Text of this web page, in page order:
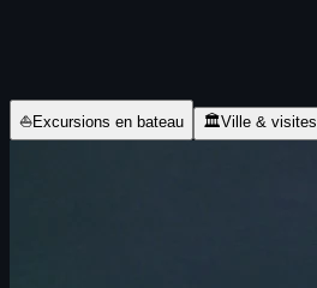
⛵Excursions en bateau 🏛Ville & visites